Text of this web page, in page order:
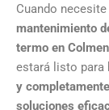
Cuando necesite
mantenimiento
termo en
estará listo para
y
soluciones